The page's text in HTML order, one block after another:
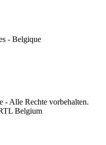
- Belgique
Alle Rechte vorbehalten.